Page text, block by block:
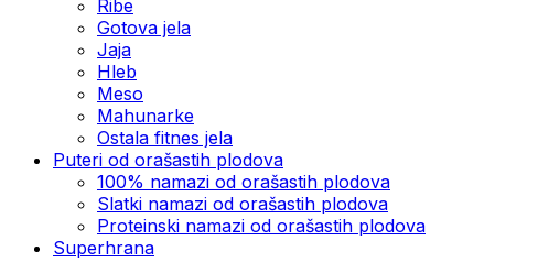
Ribe
Gotova jela
Јаја
Hleb
Meso
Mahunarke
Ostala fitnes jela
Puteri od orašastih plodova
100% namazi od orašastih plodova
Slatki namazi od orašastih plodova
Proteinski namazi od orašastih plodova
Superhrana